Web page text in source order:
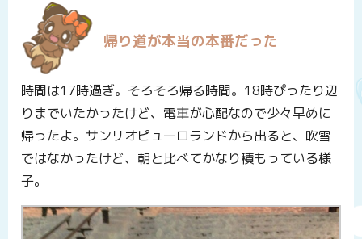
帰り道が本当の本番だった
時間は17時過ぎ。そろそろ帰る時間。18時ぴったり辺
りまでいたかったけど、電車が心配なので少々早めに
帰ったよ。サンリオピューロランドから出ると、吹雪
ではなかったけど、朝と比べてかなり積もっている様
子。